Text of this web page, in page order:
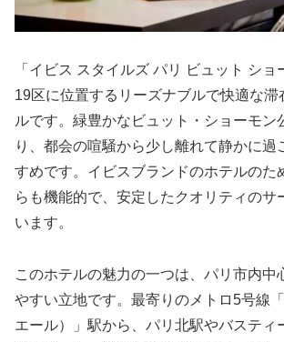
「イビス スタイルズ パリ ビュット ショ
19区に位置するリーズナブルで快適な滞
ルです。緑豊かなビュット・ショーモン
り、都会の喧騒から少し離れて静かに過
すめです。イビスブランドのホテルのた
らも機能的で、安定したクオリティのサ
います。
このホテルの魅力の一つは、パリ市内中
やすい立地です。最寄りのメトロ5号線
エール）」駅から、パリ北駅やバスティ